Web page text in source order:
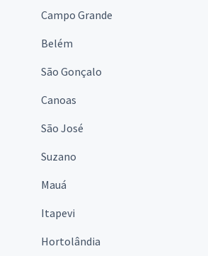
Campo Grande
Belém
São Gonçalo
Canoas
São José
Suzano
Mauá
Itapevi
Hortolândia